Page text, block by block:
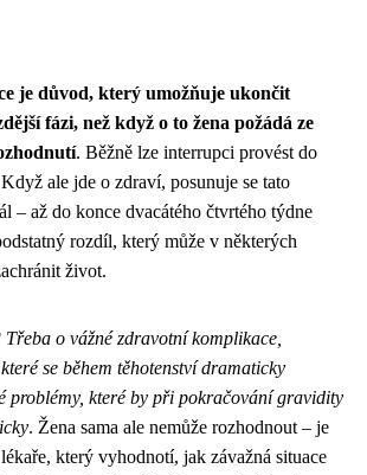
je důvod, který umožňuje ukončit
fázi, než když o to žena požádá ze
. Běžně lze interrupci provést do
ale jde o zdraví, posunuje se tato
– až do konce dvacátého čtvrtého týdne
rozdíl, který může v některých
život.
Třeba o vážné zdravotní komplikace,
se během těhotenství dramaticky
problémy, které by při pokračování gravidity
. Žena sama ale nemůže rozhodnout – je
který vyhodnotí, jak závažná situace